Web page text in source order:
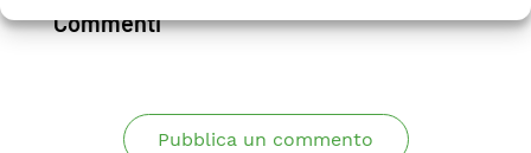
Commenti
Pubblica un commento